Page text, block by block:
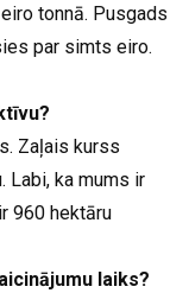
tonnā. Pusgads
par simts eiro.
Zaļais kurss
Labi, ka mums ir
960 hektāru
laiks?